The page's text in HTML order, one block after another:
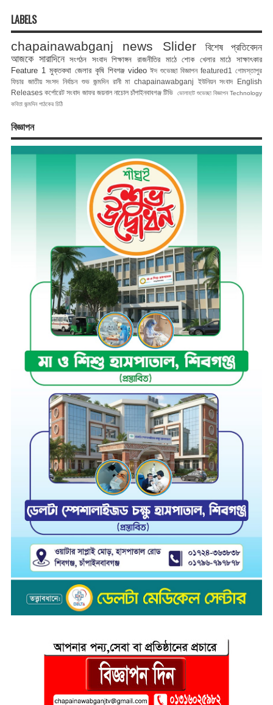
LABELS
chapainawabganj news Slider
বিশেষ প্রতিবেদন
আজকে সারাদিনে সংগঠন সংবাদ শিক্ষাঙ্গন রাজনীতির মাঠে শোক খেলার মাঠে
সাক্ষাৎকার
Feature 1 মুক্তকথা জেলার কৃষি শিবগঞ্জ video ঈদ শুভেচ্ছা বিজ্ঞাপন featured1
গোমস্তাপুর
ফিচার জাতীয় সংসদ নির্বাচন শুভ জন্মদিন রানী মা chapainawabganj ইউনিয়ন সংবাদ
English
Releases কর্পোরেট সংবাদ জাফর জয়নাল নাচোল চাঁপাইনবাবগঞ্জ টিভি ভোলাহাট শুভেচ্ছা বিজ্ঞাপন Technology
কবিতা জন্মদিন পাঠকের চিঠি
বিজ্ঞাপন